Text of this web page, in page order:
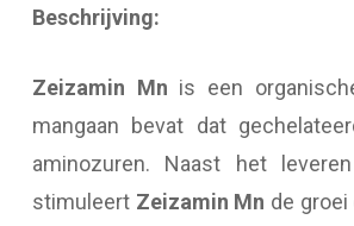
Beschrijving:
Zeizamin Mn is een
mangaan bevat dat
aminozuren. Naast het
stimuleert Zeizamin Mn de